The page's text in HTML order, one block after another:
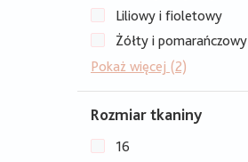
Liliowy i fioletowy
Żółty i pomarańczowy
Pokaż więcej (2)
Rozmiar tkaniny
16